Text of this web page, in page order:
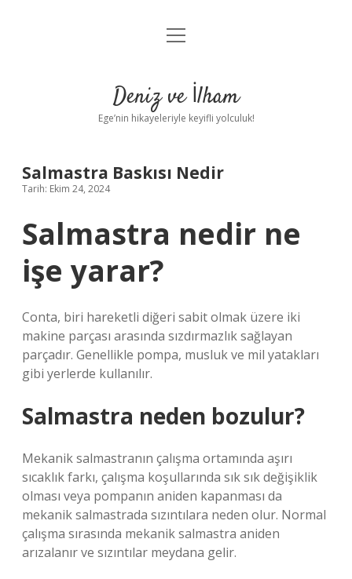
Anasayfa
Yasal Uyarı
menüyü
Deniz ve İlham
Ege’nin hikayeleriyle keyifli yolculuk!
Salmastra Baskısı Nedir
Tarih: Ekim 24, 2024
Salmastra nedir ne
işe yarar?
Conta, biri hareketli diğeri sabit olmak üzere iki
makine parçası arasında sızdırmazlık sağlayan
parçadır. Genellikle pompa, musluk ve mil yatakları
gibi yerlerde kullanılır.
Salmastra neden bozulur?
Mekanik salmastranın çalışma ortamında aşırı
sıcaklık farkı, çalışma koşullarında sık sık değişiklik
olması veya pompanın aniden kapanması da
mekanik salmastrada sızıntılara neden olur. Normal
çalışma sırasında mekanik salmastra aniden
arızalanır ve sızıntılar meydana gelir.